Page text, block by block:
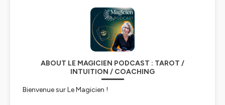
ABOUT LE MAGICIEN PODCAST : TAROT /
INTUITION / COACHING
Bienvenue sur Le Magicien !